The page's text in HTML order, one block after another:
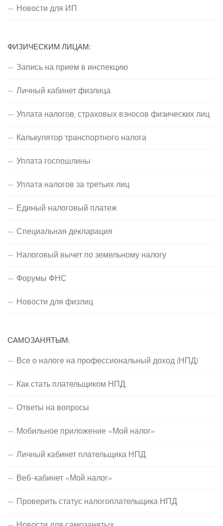
Новости для ИП
ФИЗИЧЕСКИМ ЛИЦАМ:
Запись на прием в инспекцию
Личный кабинет физлица
Уплата налогов, страховых взносов физических лиц
Калькулятор транспортного налога
Уплата госпошлины
Уплата налогов за третьих лиц
Единый налоговый платеж
Специальная декларация
Налоговый вычет по земельному налогу
Форумы ФНС
Новости для физлиц
САМОЗАНЯТЫМ:
Все о налоге на профессиональный доход (НПД)
Как стать плательщиком НПД
Ответы на вопросы
Мобильное приложение «Мой налог»
Личный кабинет плательщика НПД
Веб-кабинет «Мой налог»
Проверить статус налогоплательщика НПД